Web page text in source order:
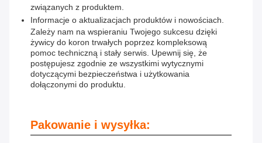
związanych z produktem.
Informacje o aktualizacjach produktów i nowościach.
Zależy nam na wspieraniu Twojego sukcesu dzięki
żywicy do koron trwałych poprzez kompleksową
pomoc techniczną i stały serwis. Upewnij się, że
postępujesz zgodnie ze wszystkimi wytycznymi
dotyczącymi bezpieczeństwa i użytkowania
dołączonymi do produktu.
Pakowanie i wysyłka: